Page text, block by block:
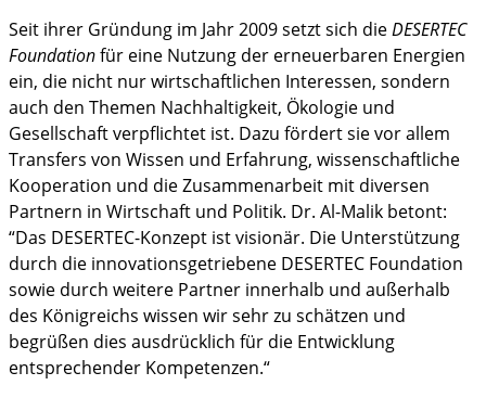
Seit ihrer Gründung im Jahr 2009 setzt sich dieDESERTEC
Foundationfür eine Nutzung der erneuerbaren Energien
ein, die nicht nur wirtschaftlichen Interessen, sondern
auch den Themen Nachhaltigkeit, Ökologie und
Gesellschaft verpflichtet ist. Dazu fördert sie vor allem
Transfers von Wissen und Erfahrung, wissenschaftliche
Kooperation und die Zusammenarbeit mit diversen
Partnern in Wirtschaft und Politik. Dr. Al-Malik betont:
“Das DESERTEC-Konzept ist visionär. Die Unterstützung
durch die innovationsgetriebene DESERTEC Foundation
sowie durch weitere Partner innerhalb und außerhalb
des Königreichs wissen wir sehr zu schätzen und
begrüßen dies ausdrücklich für die Entwicklung
entsprechender Kompetenzen.“